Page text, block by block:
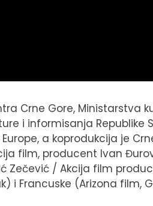
Crne Gore, Ministarstva
i informisanja Republike
a koprodukcija je
film, producent Ivan
Zečević / Akcija film
i Francuske (Arizona film,